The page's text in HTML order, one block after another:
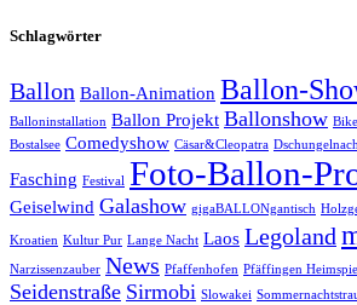
Schlagwörter
Ballon Ballon-Animation Ballon-
Balloninstallation Ballon Projekt Ballonshow
Bostalsee Comedyshow Cäsar&Cleopatra
Fasching Festival Foto-Ballon-
Geiselwind Galashow gigaBALLONgantisch
Kroatien Kultur Pur Lange Nacht Laos Legoland
Narzissenzauber News Pfaffenhofen Pfäffingen
Seidenstraße Sirmobi Slowakei